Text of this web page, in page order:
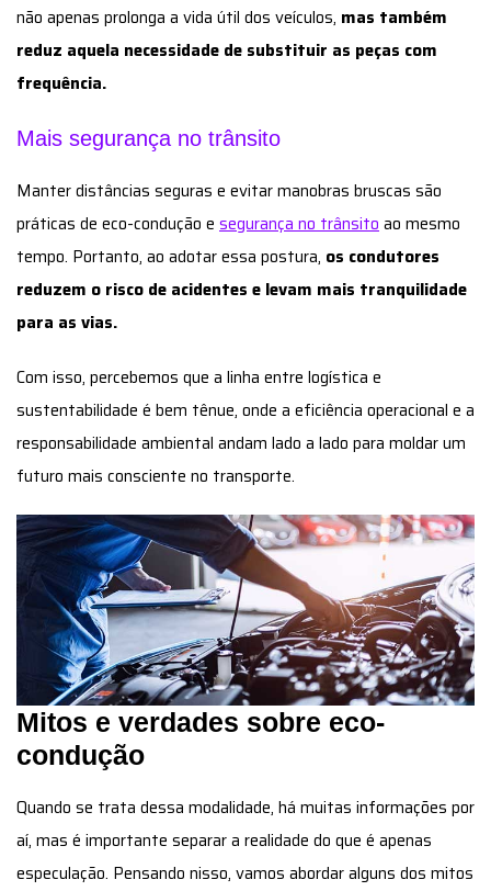
não apenas prolonga a vida útil dos veículos, mas também
reduz aquela necessidade de substituir as peças com
frequência.
Mais segurança no trânsito
Manter distâncias seguras e evitar manobras bruscas são
práticas de eco-condução e segurança no trânsito ao mesmo
tempo. Portanto, ao adotar essa postura, os condutores
reduzem o risco de acidentes e levam mais tranquilidade
para as vias.
Com isso, percebemos que a linha entre logística e
sustentabilidade é bem tênue, onde a eficiência operacional e a
responsabilidade ambiental andam lado a lado para moldar um
futuro mais consciente no transporte.
Mitos e verdades sobre eco-
condução
Quando se trata dessa modalidade, há muitas informações por
aí, mas é importante separar a realidade do que é apenas
especulação. Pensando nisso, vamos abordar alguns dos mitos